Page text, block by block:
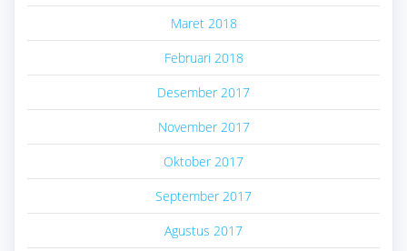
Maret 2018
Februari 2018
Desember 2017
November 2017
Oktober 2017
September 2017
Agustus 2017